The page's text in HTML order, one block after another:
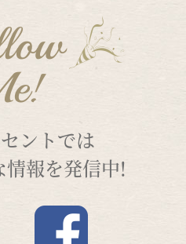
ントでは
情報を発信中!